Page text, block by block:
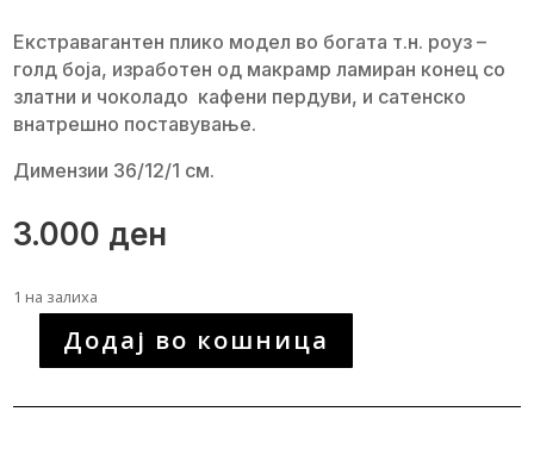
Екстравагантен плико модел во богата т.н. роуз –
голд боја, изработен од макрамр ламиран конец со
златни и чоколадо кафени пердуви, и сатенско
внатрешно поставување.
Димензии 36/12/1 см.
3.000 ден
1 на залиха
Уникатна
изработена
Додај во кошница